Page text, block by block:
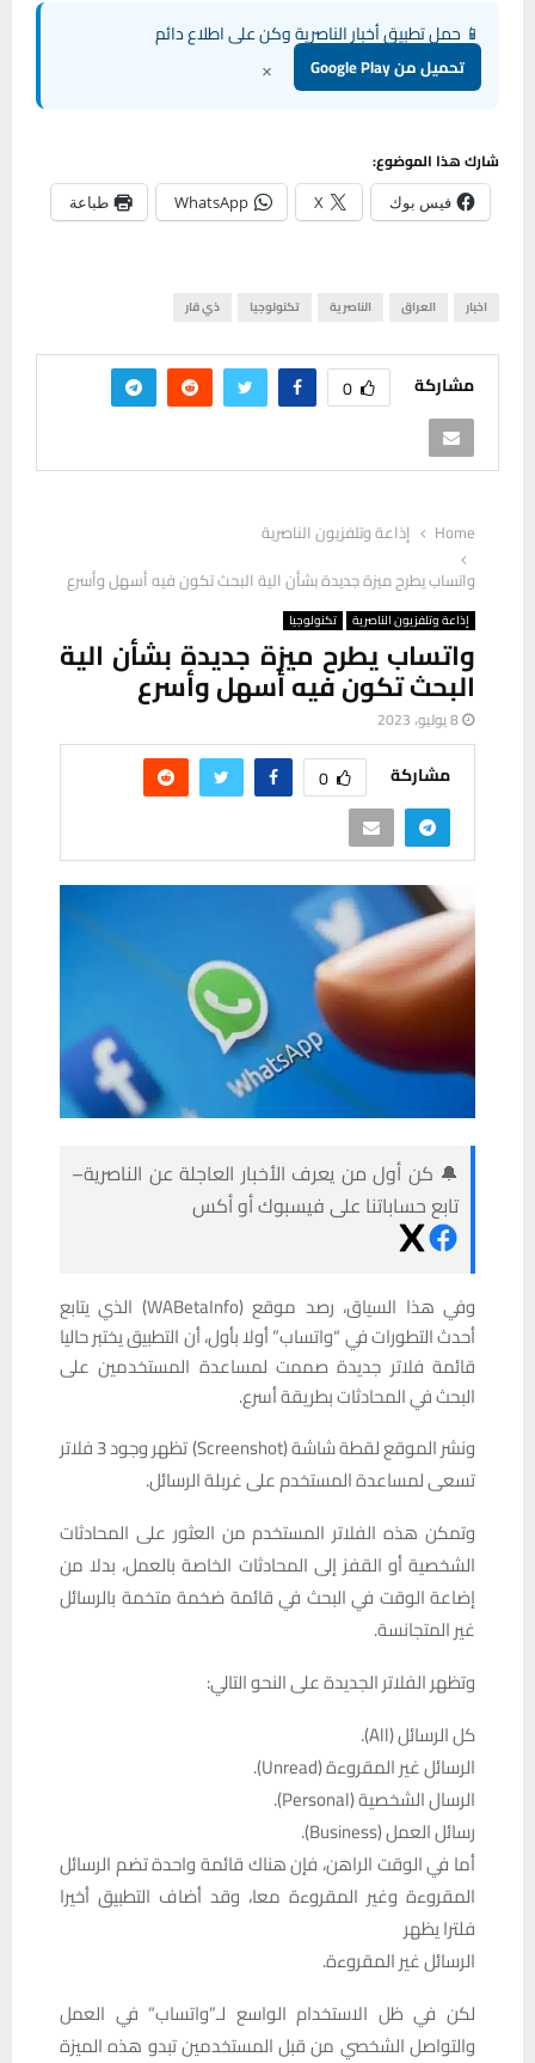
📱 حمل تطبيق أخبار الناصرية وكن على اطلاع دائم
تحميل من Google Play ×
شارك هذا الموضوع:
فيس بوك X
WhatsApp طباعة
اخبار العراق الناصرية تكنولوجيا ذي قار
مشاركة 0
Home
إذاعة وتلفزيون الناصرية
واتساب يطرح ميزة جديدة بشأن الية البحث تكون فيه أسهل وأسرع
إذاعة وتلفزيون الناصرية تكنولوجيا
واتساب يطرح ميزة جديدة بشأن الية
البحث تكون فيه أسهل وأسرع
8 يوليو، 2023
مشاركة 0
🔔 كن أول من يعرف الأخبار العاجلة عن الناصرية–
تابع حساباتنا على فيسبوك أو أكس
وفي هذا السياق، رصد موقع (WABetaInfo) الذي يتابع
أحدث التطورات في “واتساب” أولا بأول، أن التطبيق يختبر حاليا
قائمة فلاتر جديدة صممت لمساعدة المستخدمين على
البحث في المحادثات بطريقة أسرع.
ونشر الموقع لقطة شاشة (Screenshot) تظهر وجود 3 فلاتر
تسعى لمساعدة المستخدم على غربلة الرسائل.
وتمكن هذه الفلاتر المستخدم من العثور على المحادثات
الشخصية أو القفز إلى المحادثات الخاصة بالعمل، بدلا من
إضاعة الوقت في البحث في قائمة ضخمة متخمة بالرسائل
غير المتجانسة.
وتظهر الفلاتر الجديدة على النحو التالي:
كل الرسائل (All).
الرسائل غير المقروءة (Unread).
الرسال الشخصية (Personal).
رسائل العمل (Business).
أما في الوقت الراهن، فإن هناك قائمة واحدة تضم الرسائل
المقروءة وغير المقروءة معا، وقد أضاف التطبيق أخيرا
فلترا يظهر
الرسائل غير المقروءة.
لكن في ظل الاستخدام الواسع لـ”واتساب” في العمل
والتواصل الشخصي من قبل المستخدمين تبدو هذه الميزة